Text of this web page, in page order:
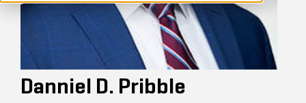
Danniel D. Pribble